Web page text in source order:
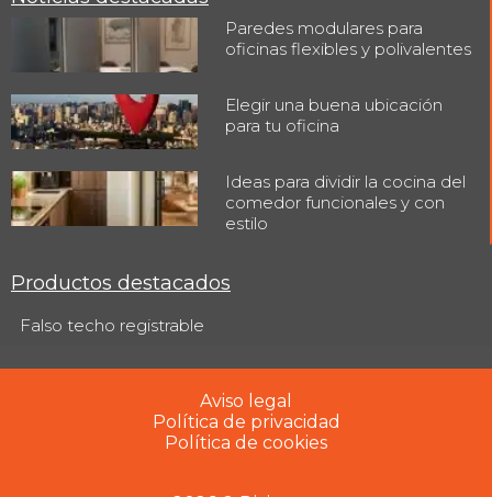
Paredes modulares para
oficinas flexibles y polivalentes
Elegir una buena ubicación
para tu oficina
Ideas para dividir la cocina del
comedor funcionales y con
estilo
Productos destacados
Falso techo registrable
Aviso legal
Política de privacidad
Política de cookies